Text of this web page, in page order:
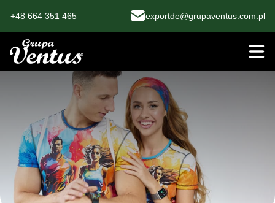
+48 664 351 465 exportde@grupaventus.com.pl